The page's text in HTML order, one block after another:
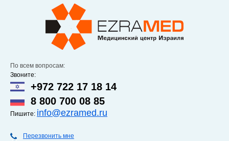
основному
содержанию
По всем вопросам:
Звоните:
+972 722 17 18 14
8 800 700 08 85
Пишите: info@ezramed.ru
Перезвонить мне